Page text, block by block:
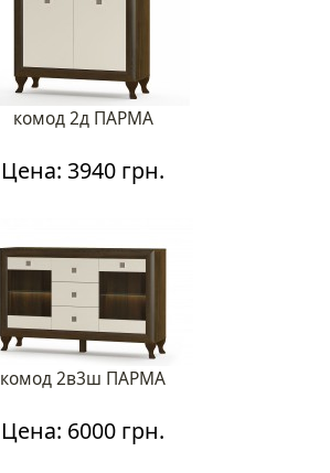
комод 2д ПАРМА
Цена: 3940 грн.
комод 2в3ш ПАРМА
Цена: 6000 грн.